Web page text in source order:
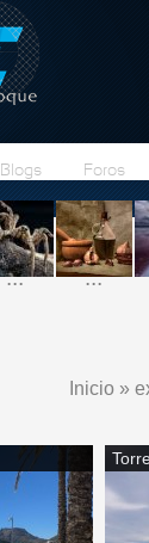
Blogs Foros
... ...
Inicio »